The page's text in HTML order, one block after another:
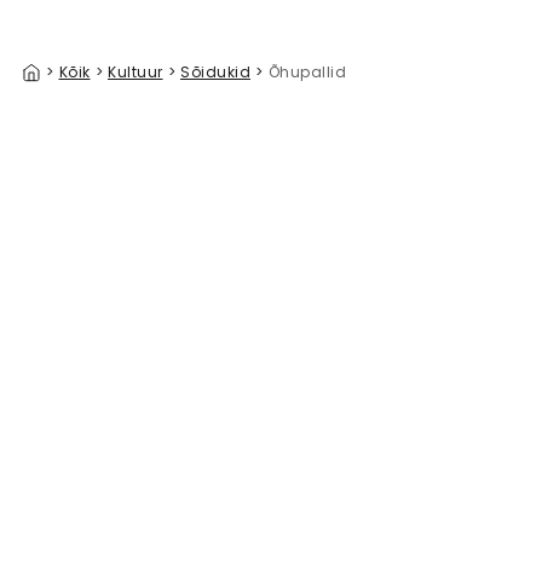
> Kõik > Kultuur > Sõidukid > Õhupallid